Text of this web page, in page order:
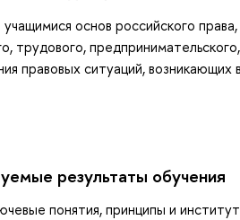
основ российского
трудового,
правовых ситуаций, возникающих
результаты обучения
понятия, принципы и